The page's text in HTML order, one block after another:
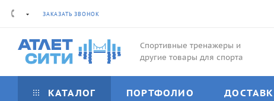
ЗАКАЗАТЬ ЗВОНОК
Спортивные тренажеры и
другие товары для спорта
КАТАЛОГ ПОРТФОЛИО